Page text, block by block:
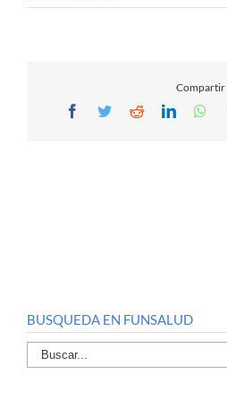
Compartir
Facebook
TwitterRedditLinkedIn
BUSQUEDA EN FUNSALUD
Buscar
por: